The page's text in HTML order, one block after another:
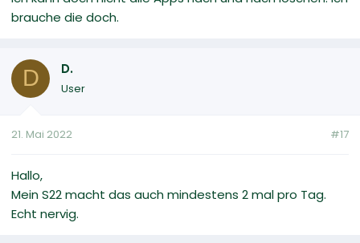
brauche die doch.
D D.
User
21. Mai 2022 #17
Hallo,
Mein S22 macht das auch mindestens 2 mal pro Tag.
Echt nervig.